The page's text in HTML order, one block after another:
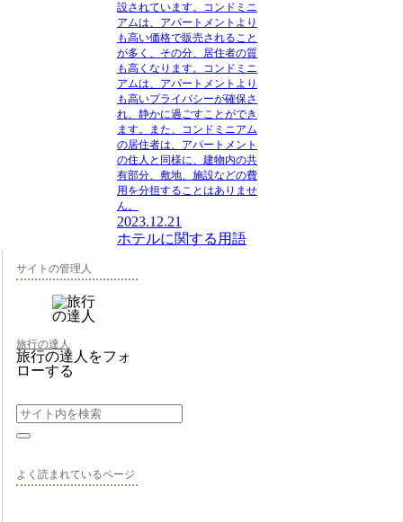
設されています。コンドミニ
アムは、アパートメントより
も高い価格で販売されること
が多く、その分、居住者の質
も高くなります。コンドミニ
アムは、アパートメントより
も高いプライバシーが確保さ
れ、静かに過ごすことができ
ます。また、コンドミニアム
の居住者は、アパートメント
の住人と同様に、建物内の共
有部分、敷地、施設などの費
用を分担することはありませ
ん。
2023.12.21
ホテルに関する用語
サイトの管理人
旅行の達人
旅行の達人をフォ
ローする
よく読まれているページ